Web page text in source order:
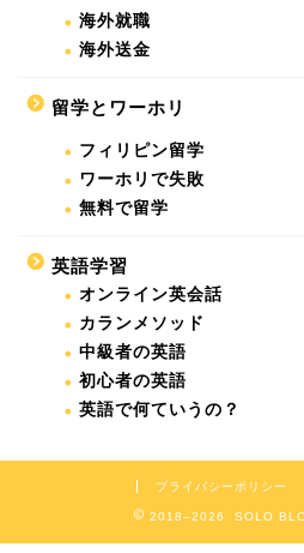
海外就職
海外送金
留学とワーホリ
フィリピン留学
ワーホリで失敗
無料で留学
英語学習
オンライン英会話
カランメソッド
中級者の英語
初心者の英語
英語で何ていうの？
プライバシーポリシー
2018–2026 SOLO